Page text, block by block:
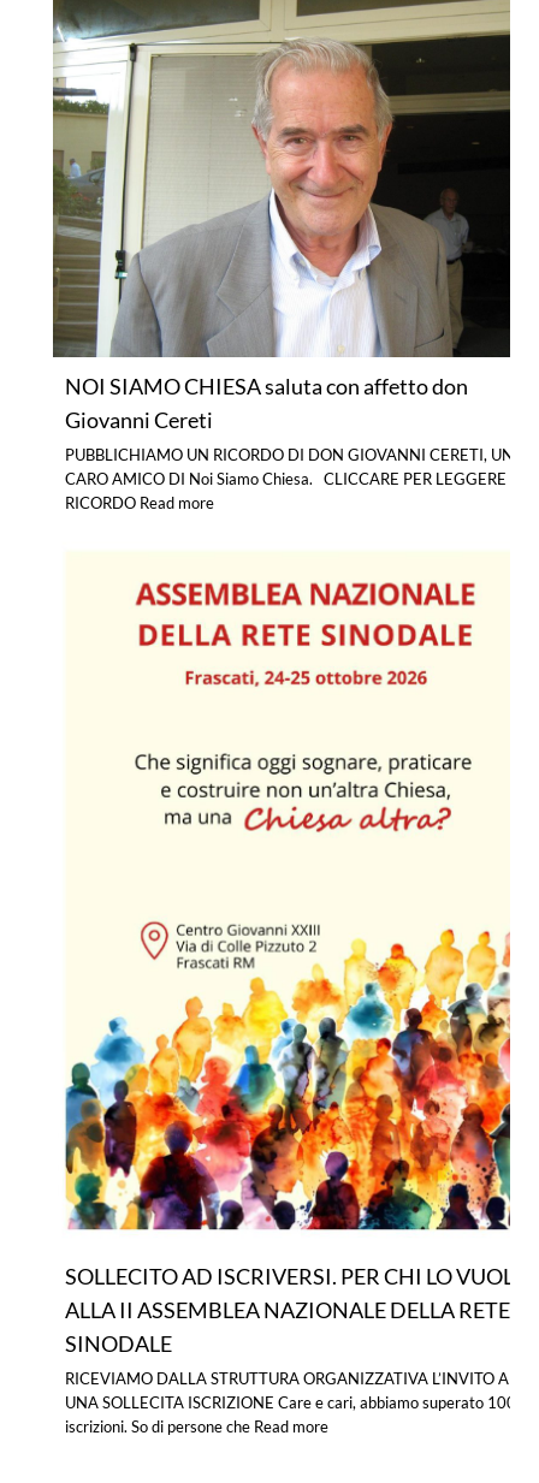
NOI SIAMO CHIESA saluta con affetto don
Giovanni Cereti
PUBBLICHIAMO UN RICORDO DI DON GIOVANNI CERETI, UN
CARO AMICO DI Noi Siamo Chiesa. CLICCARE PER LEGGERE IL
RICORDO Read more
SOLLECITO AD ISCRIVERSI. PER CHI LO VUOLE,
ALLA II ASSEMBLEA NAZIONALE DELLA RETE
SINODALE
RICEVIAMO DALLA STRUTTURA ORGANIZZATIVA L’INVITO AD
UNA SOLLECITA ISCRIZIONE Care e cari, abbiamo superato 100
iscrizioni. So di persone che Read more